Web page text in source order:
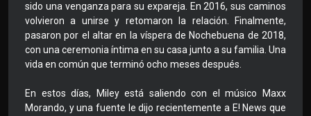
sido una venganza para su expareja. En 2016, sus caminos
volvieron a unirse y retomaron la relación. Finalmente,
pasaron por el altar en la víspera de Nochebuena de 2018,
con una ceremonia íntima en su casa junto a su familia. Una
vida en común que terminó ocho meses después.
En estos días, Miley está saliendo con el músico Maxx
Morando, y una fuente le dijo recientemente a E! News que